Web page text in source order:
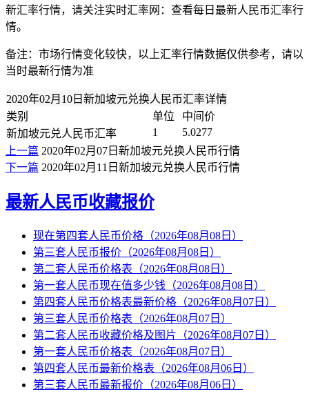
新汇率行情，请关注实时汇率网：查看每日最新人民币汇率行
情。
备注：市场行情变化较快，以上汇率行情数据仅供参考，请以
当时最新行情为准
2020年02月10日新加坡元兑换人民币汇率详情
类别
单位
中间价
新加坡元兑人民币汇率
1
5.0277
上一篇 2020年02月07日新加坡元兑换人民币行情
下一篇 2020年02月11日新加坡元兑换人民币行情
最新人民币收藏报价
现在第四套人民币价格（2026年08月08日）
第三套人民币报价（2026年08月08日）
第二套人民币价格表（2026年08月08日）
第一套人民币现在值多少钱（2026年08月08日）
第四套人民币价格表最新价格（2026年08月07日）
第三套人民币价格表（2026年08月07日）
第二套人民币收藏价格及图片（2026年08月07日）
第一套人民币价格表（2026年08月07日）
第四套人民币最新价格表（2026年08月06日）
第三套人民币最新报价（2026年08月06日）